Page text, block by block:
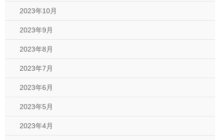
2023年10月
2023年9月
2023年8月
2023年7月
2023年6月
2023年5月
2023年4月